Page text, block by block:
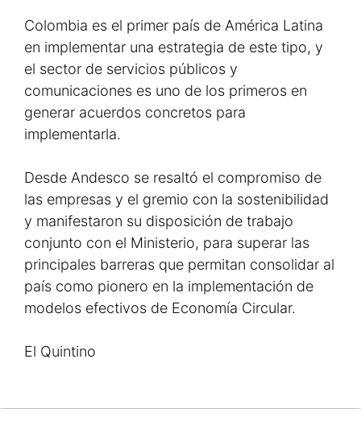
Colombia es el primer país de América Latina
en implementar una estrategia de este tipo, y
el sector de servicios públicos y
comunicaciones es uno de los primeros en
generar acuerdos concretos para
implementarla.
Desde Andesco se resaltó el compromiso de
las empresas y el gremio con la sostenibilidad
y manifestaron su disposición de trabajo
conjunto con el Ministerio, para superar las
principales barreras que permitan consolidar al
país como pionero en la implementación de
modelos efectivos de Economía Circular.
El Quintino